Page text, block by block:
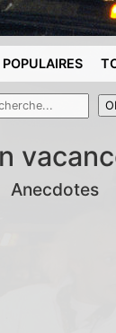
Anecdotes